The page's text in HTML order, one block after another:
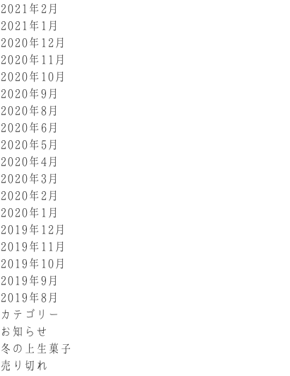
2021年2月
2021年1月
2020年12月
2020年11月
2020年10月
2020年9月
2020年8月
2020年6月
2020年5月
2020年4月
2020年3月
2020年2月
2020年1月
2019年12月
2019年11月
2019年10月
2019年9月
2019年8月
カテゴリー
お知らせ
冬の上生菓子
売り切れ